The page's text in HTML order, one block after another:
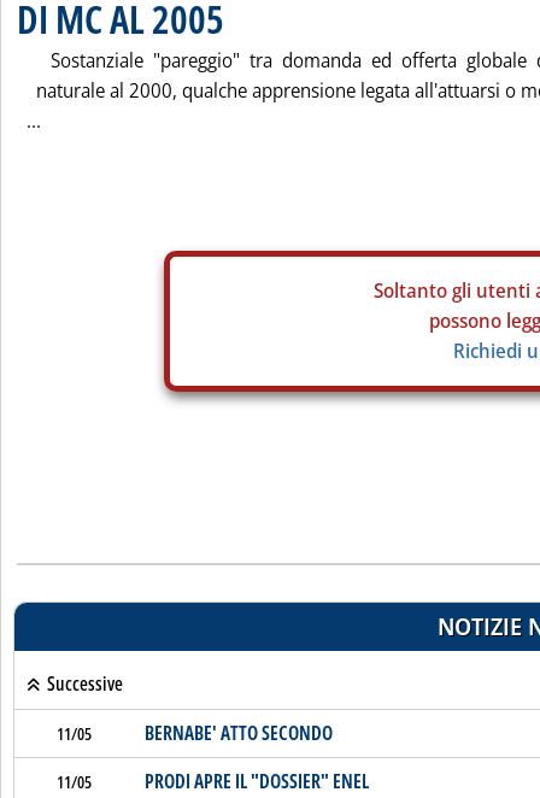
DI MC AL 2005
Sostanziale "pareggio" tra domanda ed offerta globale
naturale al 2000, qualche apprensione legata all'attuarsi o
...
Soltanto gli utenti
possono
Richiedi
NOTIZIE
Successive
11/05 BERNABE' ATTO SECONDO
11/05 PRODI APRE IL "DOSSIER" ENEL